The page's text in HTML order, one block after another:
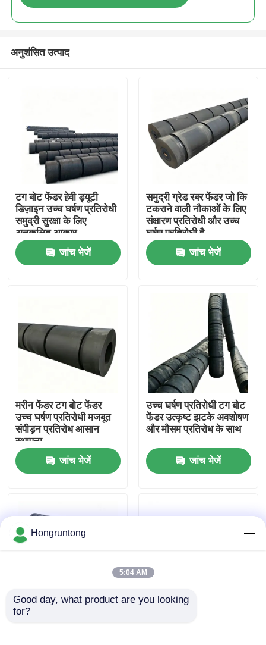
उत्पाद
हमारे बारे में
कारखाना भ्रमण
एक उद्धरण का अनुरोध करें
योकोहामा रबर फेंडर
अनुशंसित उत्पाद
टग बोट फेंडर हेवी ड्यूटी
डिज़ाइन उच्च घर्षण प्रतिरोधी
समुद्री सुरक्षा के लिए
अनुकूलित आकार
जांच भेजें
समुद्री ग्रेड रबर फेंडर जो कि
टकराने वाली नौकाओं के लिए
संक्षारण प्रतिरोधी और उच्च
घर्षण प्रतिरोधी है
जांच भेजें
मरीन फेंडर टग बोट फेंडर
उच्च घर्षण प्रतिरोधी मजबूत
संपीड़न प्रतिरोध आसान
स्थापना
जांच भेजें
उच्च घर्षण प्रतिरोधी टग बोट
फेंडर उत्कृष्ट झटके अवशोषण
और मौसम प्रतिरोध के साथ
जांच भेजें
उच्च प्रभाव प्रतिरोध टिकाऊ
Hongruntong
5:04 AM
Good day, what product are you looking
for?